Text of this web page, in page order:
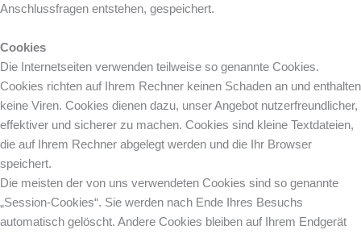
Anschlussfragen entstehen, gespeichert.
Cookies
Die Internetseiten verwenden teilweise so genannte Cookies.
Cookies richten auf Ihrem Rechner keinen Schaden an und enthalten
keine Viren. Cookies dienen dazu, unser Angebot nutzerfreundlicher,
effektiver und sicherer zu machen. Cookies sind kleine Textdateien,
die auf Ihrem Rechner abgelegt werden und die Ihr Browser
speichert.
Die meisten der von uns verwendeten Cookies sind so genannte
„Session-Cookies“. Sie werden nach Ende Ihres Besuchs
automatisch gelöscht. Andere Cookies bleiben auf Ihrem Endgerät